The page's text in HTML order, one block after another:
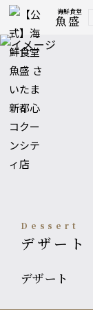
海鮮食堂
魚盛
Dessert
デザート
デザート